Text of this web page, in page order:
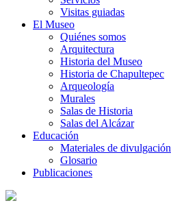
Visitas guiadas
El Museo
Quiénes somos
Arquitectura
Historia del Museo
Historia de Chapultepec
Arqueología
Murales
Salas de Historia
Salas del Alcázar
Educación
Materiales de divulgación
Glosario
Publicaciones